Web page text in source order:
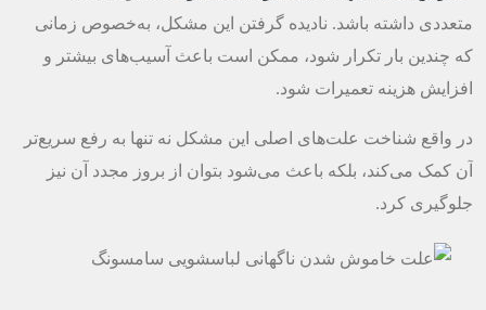
متعددی داشته باشد. نادیده گرفتن این مشکل، به‌خصوص زمانی
که چندین بار تکرار شود، ممکن است باعث آسیب‌های بیشتر و
افزایش هزینه تعمیرات شود.
در واقع شناخت علت‌های اصلی این مشکل نه تنها به رفع سریع‌تر
آن کمک می‌کند، بلکه باعث می‌شود بتوان از بروز مجدد آن نیز
جلوگیری کرد.